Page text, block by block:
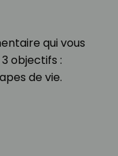
qui vous
objectifs :
de vie.